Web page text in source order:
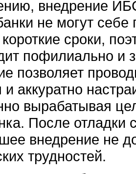
внедрение
не могут
короткие сроки,
пофилиально и
позволяет
и аккуратно
вырабатывая
После
внедрение не
трудностей.